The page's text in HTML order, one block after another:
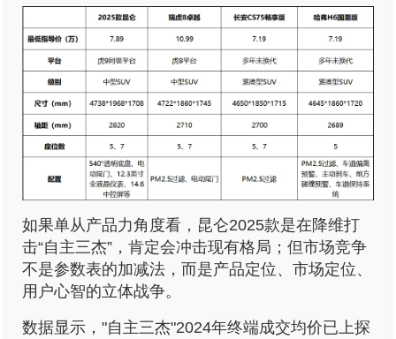
如果单从产品力角度看，昆仑2025款是在降维打
击“自主三杰”，肯定会冲击现有格局；但市场竞争
不是参数表的加减法，而是产品定位、市场定位、
用户心智的立体战争。
数据显示，"自主三杰"2024年终端成交均价已上探